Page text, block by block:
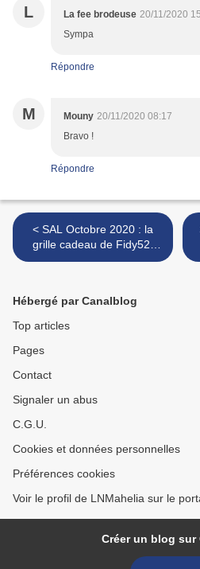
L La fee brodeuse 20/11/2020
Sympa
Répondre
M Mouny 20/11/2020 08:17
Bravo !
Répondre
< SAL Octobre 2020 : la
grille cadeau de Fidy52,
14e inscrite
Hébergé par Canalblog
Top articles
Pages
Contact
Signaler un abus
C.G.U.
Cookies et données personnelles
Préférences cookies
Voir le profil de LNMahelia sur le
Créer un blog sur